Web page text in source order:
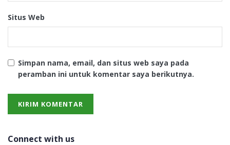
Situs Web
Simpan nama, email, dan situs web saya pada
peramban ini untuk komentar saya berikutnya.
Connect with us